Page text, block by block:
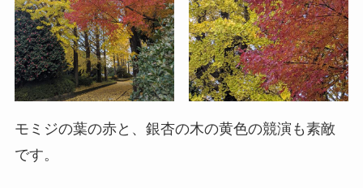
モミジの葉の赤と、銀杏の木の黄色の競演も素敵
です。